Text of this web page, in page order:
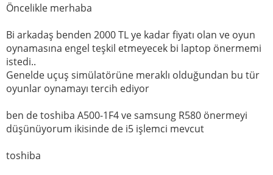
Öncelikle merhaba
Bi arkadaş benden 2000 TL ye kadar fiyatı olan ve oyun
oynamasına engel teşkil etmeyecek bi laptop önermemi
istedi..
Genelde uçuş simülatörüne meraklı olduğundan bu tür
oyunlar oynamayı tercih ediyor
ben de toshiba A500-1F4 ve samsung R580 önermeyi
düşünüyorum ikisinde de i5 işlemci mevcut
toshiba